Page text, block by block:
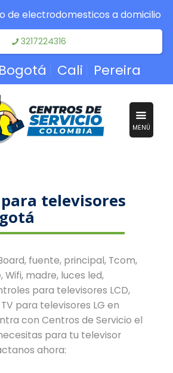
de electrodomesticos a domicilio
3217224316
Bogotá Cali Pereira
MENÚ
televisores
fuente, principal, Tcom,
Wifi, madre, luces led,
para televisores LCD,
TV para televisores LG en
con Centros de Servicio el
para tu televisor
ahora: